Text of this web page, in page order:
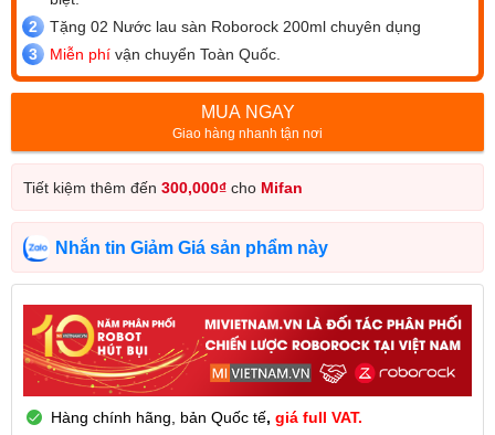
Tặng 02 Nước lau sàn Roborock 200ml chuyên dụng
Miễn phí vận chuyển Toàn Quốc.
MUA NGAY
Giao hàng nhanh tận nơi
Tiết kiệm thêm đến 300,000₫ cho Mifan
Nhắn tin Giảm Giá sản phẩm này
Hàng chính hãng, bản Quốc tế, giá full VAT.